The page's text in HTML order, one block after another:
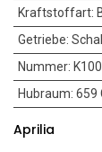
Kraftstoffart:
Getriebe:
Nummer:
Hubraum: 659
Aprilia